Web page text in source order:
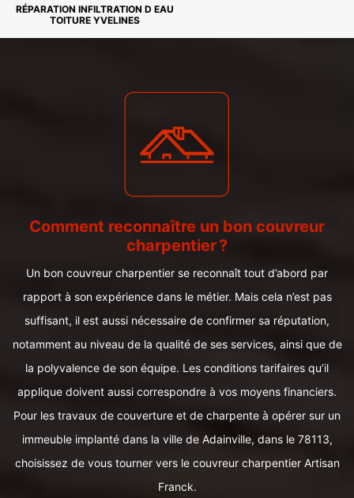
RÉPARATION INFILTRATION D EAU
TOITURE YVELINES
Comment reconnaître un bon couvreur
charpentier ?
Un bon couvreur charpentier se reconnaît tout d’abord par
rapport à son expérience dans le métier. Mais cela n’est pas
suffisant, il est aussi nécessaire de confirmer sa réputation,
notamment au niveau de la qualité de ses services, ainsi que de
la polyvalence de son équipe. Les conditions tarifaires qu’il
applique doivent aussi correspondre à vos moyens financiers.
Pour les travaux de couverture et de charpente à opérer sur un
immeuble implanté dans la ville de Adainville, dans le 78113,
choisissez de vous tourner vers le couvreur charpentier Artisan
Franck.